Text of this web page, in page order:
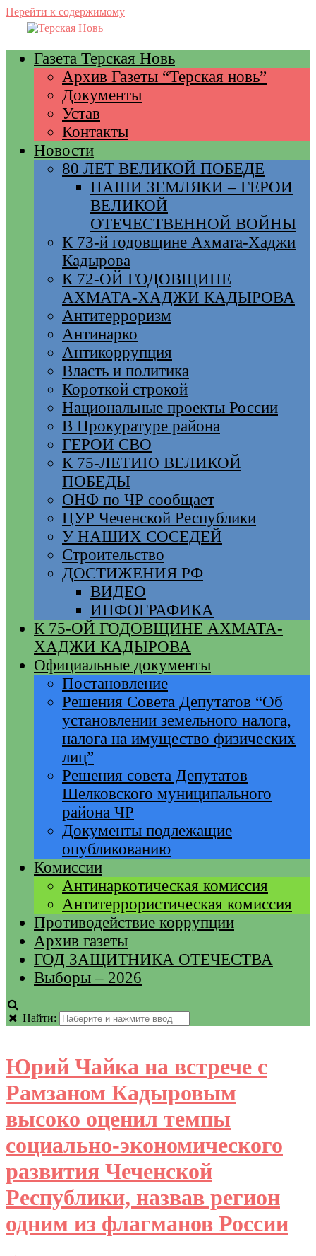
Перейти к содержимому
Газета Терская Новь
Архив Газеты “Терская новь”
Документы
Устав
Контакты
Новости
80 ЛЕТ ВЕЛИКОЙ ПОБЕДЕ
НАШИ ЗЕМЛЯКИ – ГЕРОИ
ВЕЛИКОЙ
ОТЕЧЕСТВЕННОЙ ВОЙНЫ
К 73-й годовщине Ахмата-Хаджи
Кадырова
К 72-ОЙ ГОДОВЩИНЕ
АХМАТА-ХАДЖИ КАДЫРОВА
Антитерроризм
Антинарко
Антикоррупция
Власть и политика
Короткой строкой
Национальные проекты России
В Прокуратуре района
ГЕРОИ СВО
К 75-ЛЕТИЮ ВЕЛИКОЙ
ПОБЕДЫ
ОНФ по ЧР сообщает
ЦУР Чеченской Республики
У НАШИХ СОСЕДЕЙ
Строительство
ДОСТИЖЕНИЯ РФ
ВИДЕО
ИНФОГРАФИКА
К 75-ОЙ ГОДОВЩИНЕ АХМАТА-
ХАДЖИ КАДЫРОВА
Официальные документы
Постановление
Решения Совета Депутатов “Об
установлении земельного налога,
налога на имущество физических
лиц”
Решения совета Депутатов
Шелковского муниципального
района ЧР
Документы подлежащие
опубликованию
Комиссии
Антинаркотическая комиссия
Антитеррористическая комиссия
Противодействие коррупции
Архив газеты
ГОД ЗАЩИТНИКА ОТЕЧЕСТВА
Выборы – 2026
Найти:
Юрий Чайка на встрече с
Рамзаном Кадыровым
высоко оценил темпы
социально-экономического
развития Чеченской
Республики, назвав регион
одним из флагманов России